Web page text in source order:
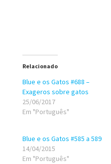
Relacionado
Blue e os Gatos #688 –
Exageros sobre gatos
25/06/2017
Em "Português"
Blue e os Gatos #585 a 589
14/04/2015
Em "Português"